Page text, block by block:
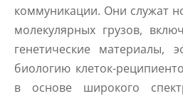
коммуникации. Они служат
молекулярных грузов,
генетические материалы,
биологию клеток-
в основе широкого